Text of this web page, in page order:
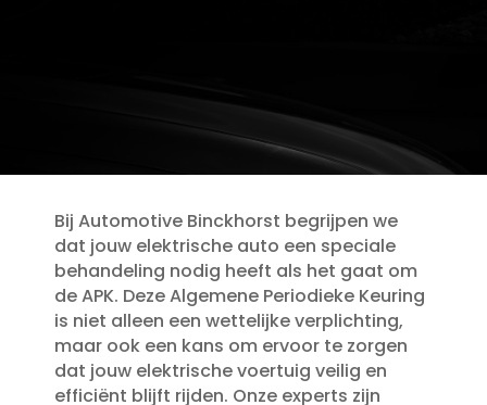
Bij Automotive Binckhorst begrijpen we
dat jouw elektrische auto een speciale
behandeling nodig heeft als het gaat om
de APK.​ Deze Algemene Periodieke Keuring
is niet alleen een wettelijke verplichting,
maar ook een kans om ervoor te zorgen
dat jouw elektrische voertuig veilig en
efficiënt blijft rijden.​ Onze experts zijn